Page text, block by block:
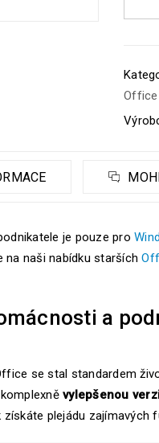
je pouze pro
na naši nabídku starších
a
se stal standardem
vylepšenou
plejádu zajímavých